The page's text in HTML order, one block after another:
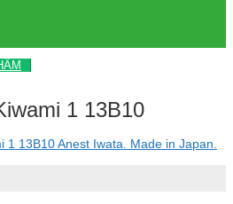
1 13B10
13B10 Anest Iwata. Made in Japan.